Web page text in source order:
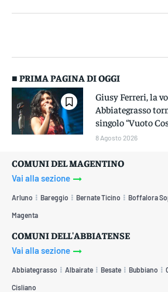
■ PRIMA PAGINA DI OGGI
Giusy Ferreri, la
Abbiategrasso
singolo “Vuoto
8 Agosto 2026
COMUNI DEL MAGENTINO
Vai alla sezione
Arluno Bareggio Bernate Ticino Boffalora
Magenta
COMUNI DELL'ABBIATENSE
Vai alla sezione
Abbiategrasso Albairate Besate Bubbiano
Cisliano